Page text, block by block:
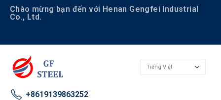
Chào mừng bạn đến với Henan Gengfei Industrial
Co., Ltd.
+8619139863252